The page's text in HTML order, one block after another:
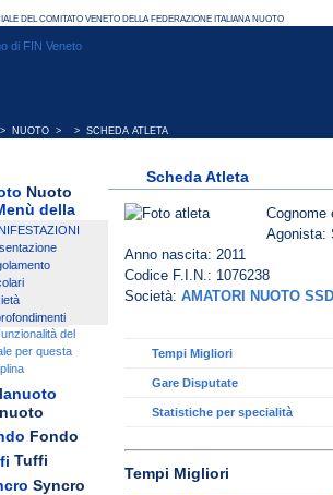
> NUOTO > > SCHEDA ATLETA
Nuoto
Fondo
Tuffi
Syncro
Scheda Atleta
Agonista:
Anno nascita: 2011
Codice F.I.N.: 1076238
Società: AMATORI NUOTO
Tempi Migliori
Gare Disputate
Statistiche per specialità
Tempi Migliori